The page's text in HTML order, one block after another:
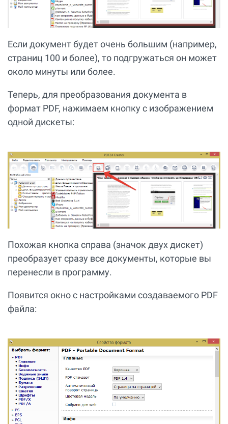
Если документ будет очень большим (например,
страниц 100 и более), то подгружаться он может
около минуты или более.
Теперь, для преобразования документа в
формат PDF, нажимаем кнопку с изображением
одной дискеты:
Похожая кнопка справа (значок двух дискет)
преобразует сразу все документы, которые вы
перенесли в программу.
Появится окно с настройками создаваемого PDF
файла: